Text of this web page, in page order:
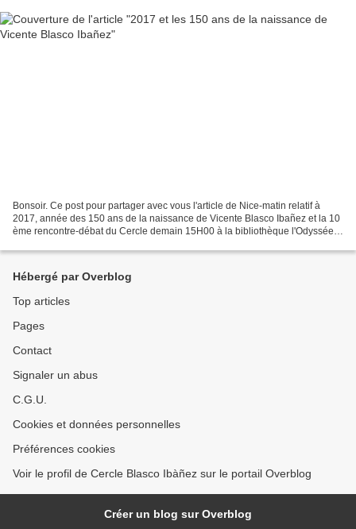
Bonsoir. Ce post pour partager avec vous l'article de Nice-matin relatif à
2017, année des 150 ans de la naissance de Vicente Blasco Ibañez et la 10
ème rencontre-débat du Cercle demain 15H00 à la bibliothèque l'Odyssée
Hébergé par Overblog
Top articles
Pages
Contact
Signaler un abus
C.G.U.
Cookies et données personnelles
Préférences cookies
Voir le profil de Cercle Blasco Ibàñez sur le portail Overblog
Créer un blog sur Overblog